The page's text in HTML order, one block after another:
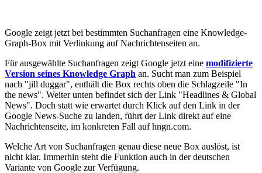
Google zeigt jetzt bei bestimmten Suchanfragen eine Knowledge-
Graph-Box mit Verlinkung auf Nachrichtenseiten an.
Für ausgewählte Suchanfragen zeigt Google jetzt eine modifizierte
Version seines Knowledge Graph an. Sucht man zum Beispiel
nach "jill duggar", enthält die Box rechts oben die Schlagzeile "In
the news". Weiter unten befindet sich der Link "Headlines & Global
News". Doch statt wie erwartet durch Klick auf den Link in der
Google News-Suche zu landen, führt der Link direkt auf eine
Nachrichtenseite, im konkreten Fall auf hngn.com.
Welche Art von Suchanfragen genau diese neue Box auslöst, ist
nicht klar. Immerhin steht die Funktion auch in der deutschen
Variante von Google zur Verfügung.